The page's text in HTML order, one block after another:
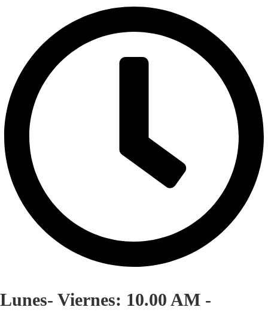
Lunes- Viernes: 10.00 AM -